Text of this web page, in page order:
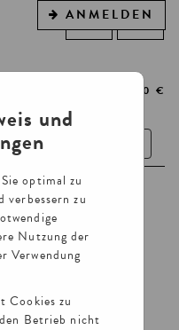
und
optimal zu
zu
Nutzung der
Verwendung
Cookies zu
Betrieb nicht
WARENKORB
0,00 €
ANMELDEN